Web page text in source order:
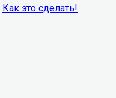
Как это сделать!